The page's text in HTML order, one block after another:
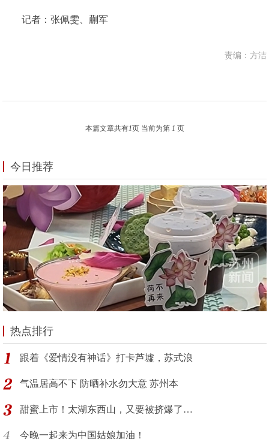
记者：张佩雯、蒯军
责编：方洁
本篇文章共有1页 当前为第 1 页
今日推荐
热点排行
跟着《爱情没有神话》打卡芦墟，苏式浪
气温居高不下 防晒补水勿大意 苏州本
甜蜜上市！太湖东西山，又要被挤爆了…
今晚一起来为中国姑娘加油！